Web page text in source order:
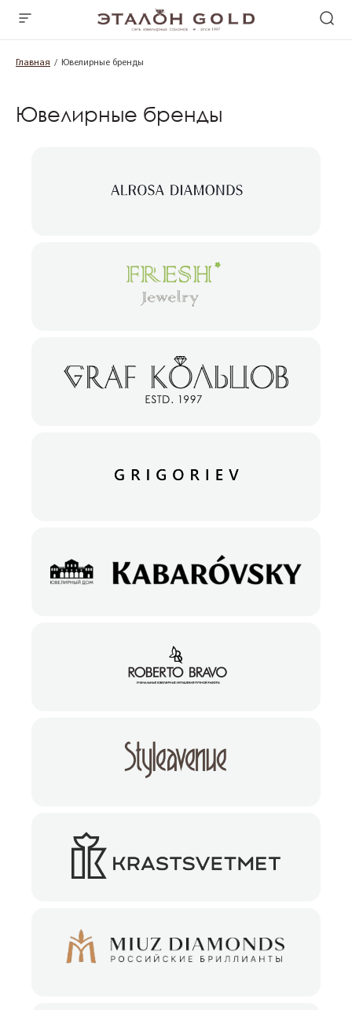
Главная Ювелирные бренды
Ювелирные бренды